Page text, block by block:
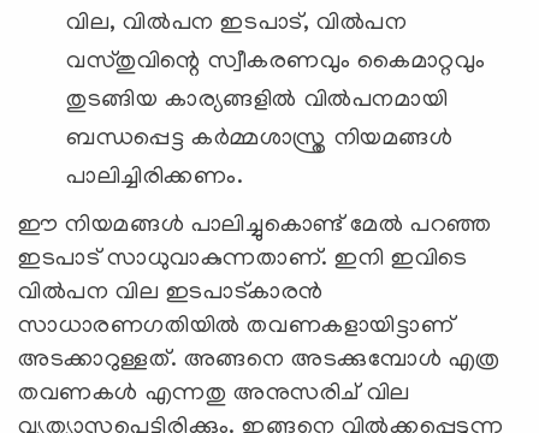
വില, വില്‍പന ഇടപാട്, വില്‍പന
വസ്തുവിന്റെ സ്വീകരണവും കൈമാറ്റവും
തുടങ്ങിയ കാര്യങ്ങളില്‍ വില്‍പനമായി
ബന്ധപ്പെട്ട കര്‍മ്മശാസ്ത്ര നിയമങ്ങള്‍
പാലിച്ചിരിക്കണം.
ഈ നിയമങ്ങള്‍ പാലിച്ചുകൊണ്ട് മേല്‍ പറഞ്ഞ
ഇടപാട് സാധുവാകുന്നതാണ്. ഇനി ഇവിടെ
വില്‍പന വില ഇടപാട്കാരന്‍
സാധാരണഗതിയില്‍ തവണകളായിട്ടാണ്
അടക്കാറുള്ളത്. അങ്ങനെ അടക്കുമ്പോള്‍ എത്ര
തവണകള്‍ എന്നതു അനുസരിച് വില
വ്യത്യാസപെട്ടിരിക്കും. ഇങ്ങനെ വില്‍ക്കപ്പെടുന്ന